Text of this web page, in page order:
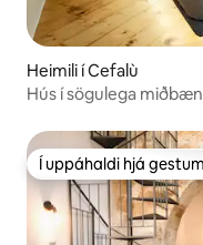
Heimili í Cefalù
Í uppáhaldi hjá
Í uppáhaldi hjá gestum